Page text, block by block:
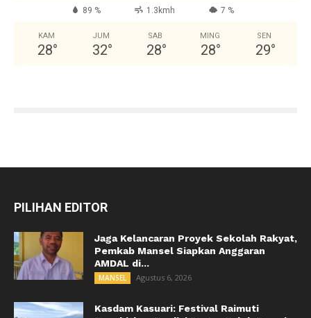
89 % 1.3kmh 7 %
KAM
28°
JUM
32°
SAB
28°
MING
28°
SEN
29°
PILIHAN EDITOR
Jaga Kelancaran Proyek Sekolah Rakyat,
Pemkab Mansel Siapkan Anggaran
AMDAL di...
MANSEL Agustus 6, 2026
Kasdam Kasuari: Festival Raimuti